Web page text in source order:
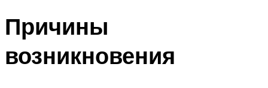
Причины
возникновения